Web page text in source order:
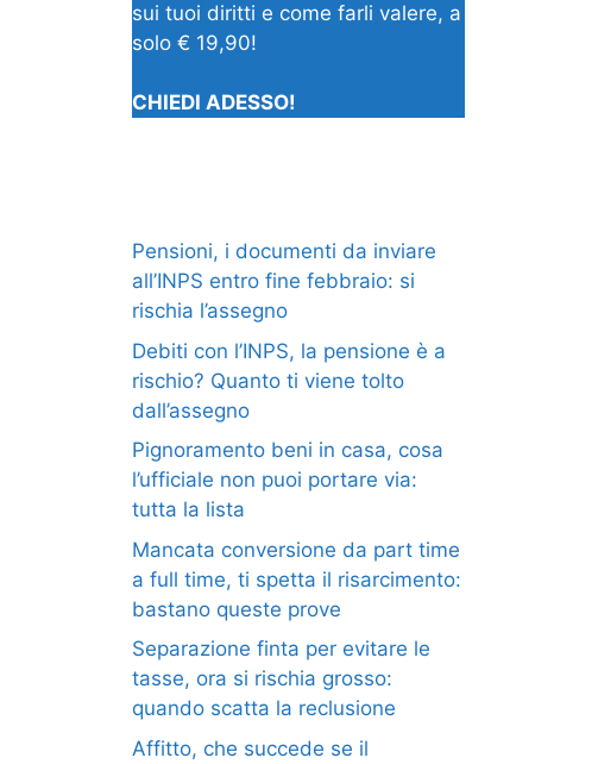
sui tuoi diritti e come farli valere, a
solo € 19,90!
CHIEDI ADESSO!
Pensioni, i documenti da inviare
all’INPS entro fine febbraio: si
rischia l’assegno
Debiti con l’INPS, la pensione è a
rischio? Quanto ti viene tolto
dall’assegno
Pignoramento beni in casa, cosa
l’ufficiale non puoi portare via:
tutta la lista
Mancata conversione da part time
a full time, ti spetta il risarcimento:
bastano queste prove
Separazione finta per evitare le
tasse, ora si rischia grosso:
quando scatta la reclusione
Affitto, che succede se il